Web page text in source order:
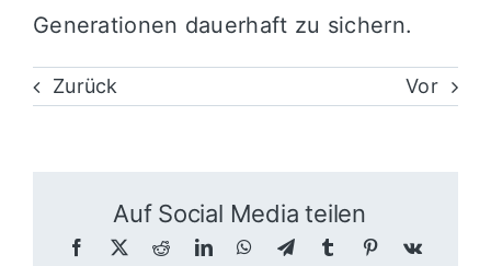
Generationen dauerhaft zu sichern.
Zurück Vor
Auf Social Media teilen